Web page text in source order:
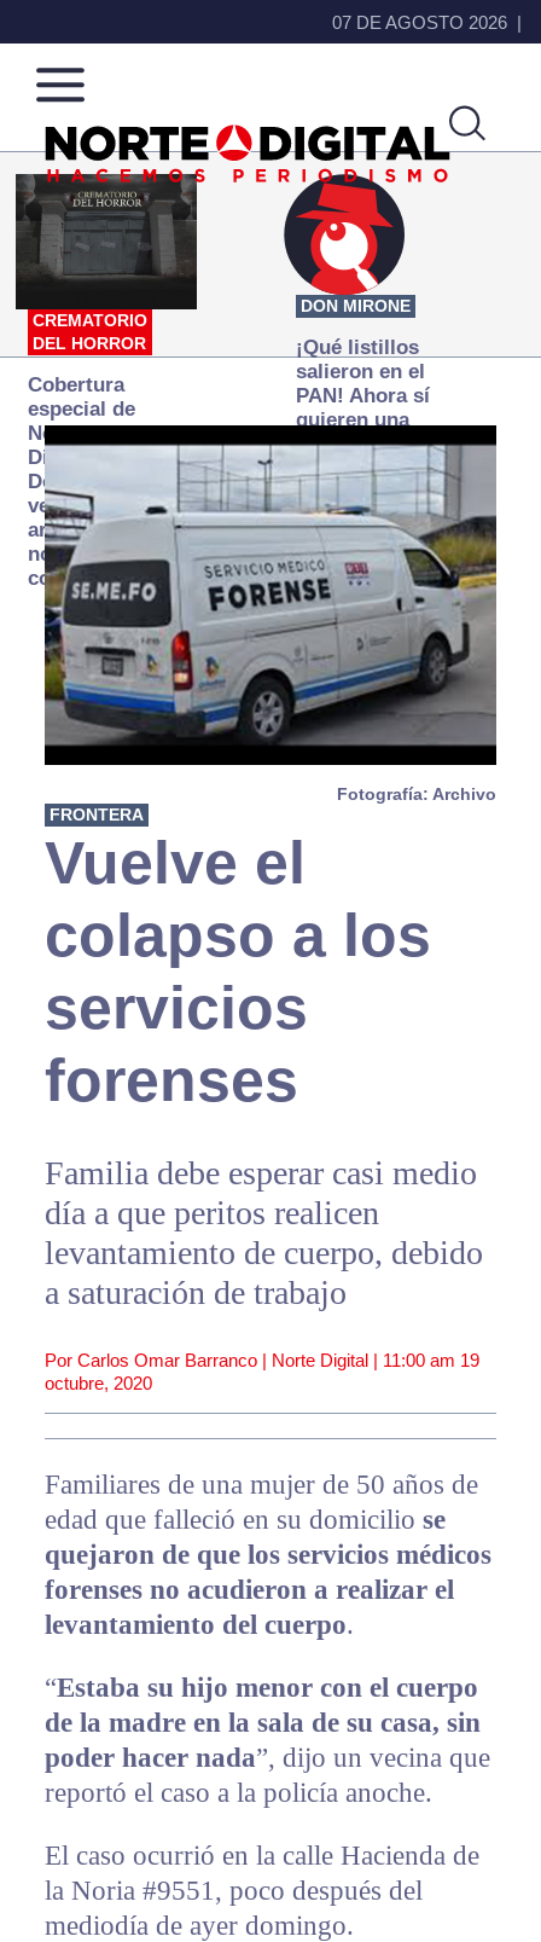
07 DE AGOSTO 2026
Norte
de
Ciudad
Más
que
noticias,
hacemos periodismo
CREMATORIO
DEL HORROR
Cobertura
especial de
Norte
Digital:
Donde la
verdad
arde… pero
no se
consume
DON MIRONE
¡Qué listillos
salieron en el
PAN! Ahora sí
quieren una
Fiscalía
autónoma… y
transexenal
Fotografía: Archivo
FRONTERA
Vuelve el
colapso a los
servicios
forenses
Familia debe esperar casi medio
día a que peritos realicen
levantamiento de cuerpo, debido
a saturación de trabajo
Por Carlos Omar Barranco | Norte Digital | 11:00 am 19
octubre, 2020
Familiares de una mujer de 50 años de
edad que falleció en su domicilio se
quejaron de que los servicios médicos
forenses no acudieron a realizar el
levantamiento del cuerpo.
“Estaba su hijo menor con el cuerpo
de la madre en la sala de su casa, sin
poder hacer nada”, dijo un vecina que
reportó el caso a la policía anoche.
El caso ocurrió en la calle Hacienda de
la Noria #9551, poco después del
mediodía de ayer domingo.